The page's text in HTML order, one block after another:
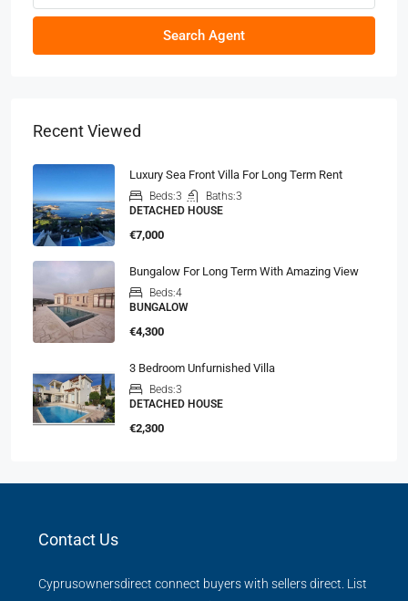
Search Agent
Recent Viewed
Luxury Sea Front Villa For Long Term Rent
Beds:3 Baths:3
DETACHED HOUSE
€7,000
Bungalow For Long Term With Amazing View
Beds:4
BUNGALOW
€4,300
3 Bedroom Unfurnished Villa
Beds:3
DETACHED HOUSE
€2,300
Contact Us
Cyprusownersdirect connect buyers with sellers direct. List